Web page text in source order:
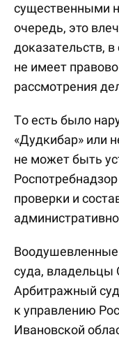
существенными
очередь, это
доказательств,
не имеет
рассмотрения
То есть было
«Дудкибар» или
не может быть
проверки и
суда, владельцы
Арбитражный
к управлению
Ивановской